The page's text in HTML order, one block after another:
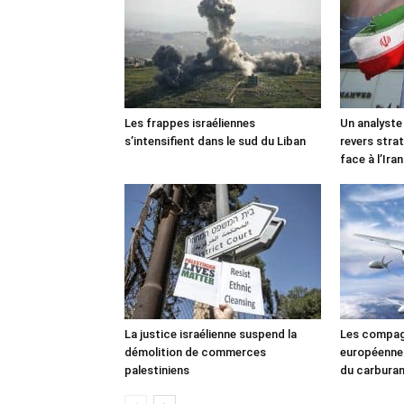
Les frappes israéliennes
s’intensifient dans le sud du Liban
Un
revers
face à l’Iran
La justice israélienne suspend la
démolition de commerces
palestiniens
Les
du